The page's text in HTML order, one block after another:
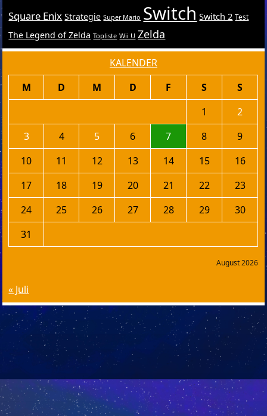
Square Enix Strategie Super Mario Switch Switch 2 Test
The Legend of Zelda Topliste Wii U Zelda
KALENDER
August 2026
M D M D F S
S
1
2
3
4 5 6 7 8
9
10
11 12 13 14 15
16
17
18 19 20 21 22
23
24
25 26 27 28 29
30
31
« Juli